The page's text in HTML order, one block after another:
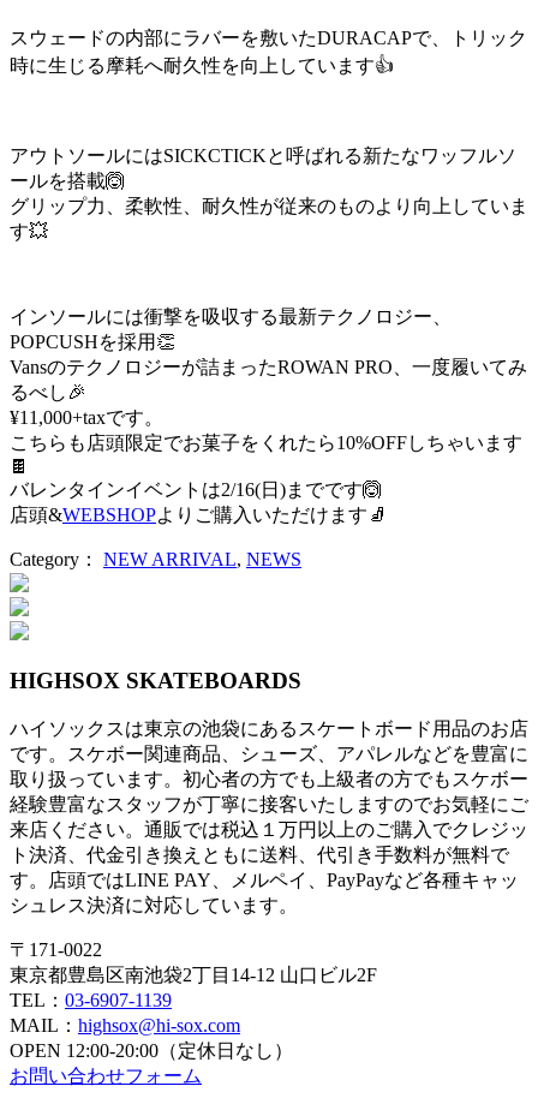
スウェードの内部にラバーを敷いたDURACAPで、トリック
時に生じる摩耗へ耐久性を向上しています👍
アウトソールにはSICKCTICKと呼ばれる新たなワッフルソ
ールを搭載🙆‍
グリップ力、柔軟性、耐久性が従来のものより向上していま
す💥
インソールには衝撃を吸収する最新テクノロジー、
POPCUSHを採用👏
Vansのテクノロジーが詰まったROWAN PRO、一度履いてみ
るべし🎉
¥11,000+taxです。
こちらも店頭限定でお菓子をくれたら10%OFFしちゃいます
🍫
バレンタインイベントは2/16(日)までです🙆‍
店頭&WEBSHOPよりご購入いただけます🧦
Category： NEW ARRIVAL, NEWS
投
稿
ナ
ゲ
ー
シ
ョ
ン
HIGHSOX SKATEBOARDS
ハイソックスは東京の池袋にあるスケートボード用品のお店
です。スケボー関連商品、シューズ、アパレルなどを豊富に
取り扱っています。初心者の方でも上級者の方でもスケボー
経験豊富なスタッフが丁寧に接客いたしますのでお気軽にご
来店ください。通販では税込１万円以上のご購入でクレジッ
ト決済、代金引き換えともに送料、代引き手数料が無料で
す。店頭ではLINE PAY、メルペイ、PayPayなど各種キャッ
シュレス決済に対応しています。
〒171-0022
東京都豊島区南池袋2丁目14-12 山口ビル2F
TEL： 03-6907-1139
MAIL： highsox@hi-sox.com
OPEN 12:00-20:00（定休日なし）
お問い合わせフォーム